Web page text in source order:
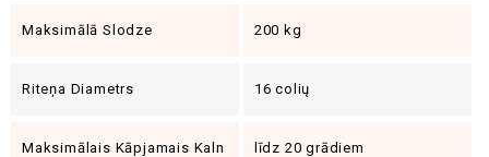
Maksimālā Slodze 200 kg
Riteņa Diametrs 16 colių
Maksimālais Kāpjamais Kaln
līdz 20 grādiem